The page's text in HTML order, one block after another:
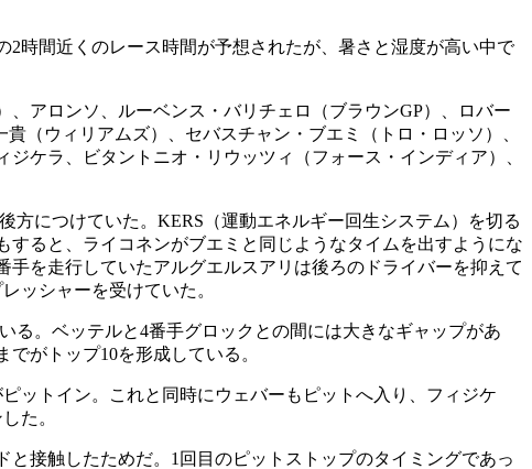
時間近くのレース時間が予想されたが、暑さと湿度が高い中で
アロンソ、ルーベンス・バリチェロ（ブラウンGP）、ロバー
（ウィリアムズ）、セバスチャン・ブエミ（トロ・ロッソ）、
ケラ、ビタントニオ・リウッツィ（フォース・インディア）、
方につけていた。KERS（運動エネルギー回生システム）を切る
ると、ライコネンがブエミと同じようなタイムを出すようにな
を走行していたアルグエルスアリは後ろのドライバーを抑えて
ッシャーを受けていた。
る。ベッテルと4番手グロックとの間には大きなギャップがあ
がトップ10を形成している。
ットイン。これと同時にウェバーもピットへ入り、フィジケ
た。
接触したためだ。1回目のピットストップのタイミングであっ